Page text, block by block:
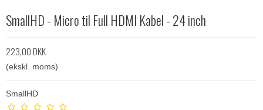
SmallHD - Micro til Full HDMI Kabel - 24 inch
223,00 DKK
(ekskl. moms)
SmallHD